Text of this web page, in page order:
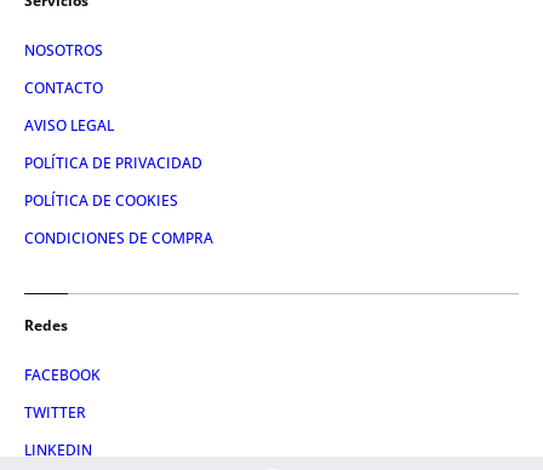
NOSOTROS
CONTACTO
AVISO LEGAL
POLÍTICA DE PRIVACIDAD
POLÍTICA DE COOKIES
CONDICIONES DE COMPRA
Redes
FACEBOOK
TWITTER
LINKEDIN